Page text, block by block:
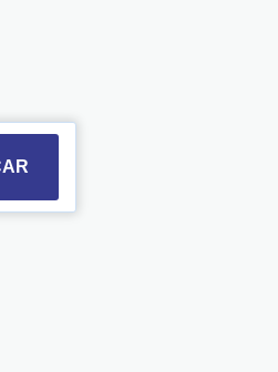
a date. Press the
and select a date.